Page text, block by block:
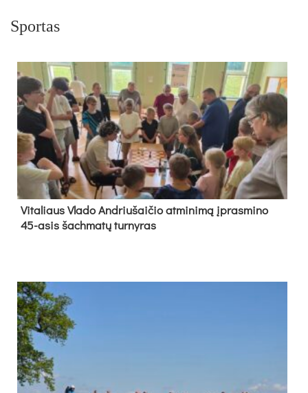
Sportas
Vi­ta­liaus Vla­do And­riu­šai­čio at­mi­ni­mą įpras­mi­no
45-asis šach­ma­tų tur­ny­ras